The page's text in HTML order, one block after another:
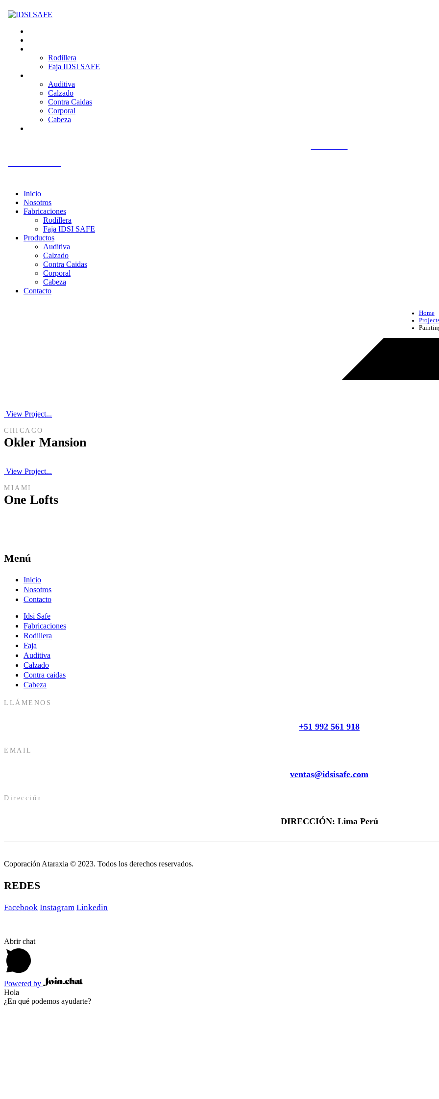
Rodillera
Faja IDSI SAFE
Auditiva
Calzado
Contra Caidas
Corporal
Cabeza
Inicio
Nosotros
Fabricaciones
Rodillera
Faja IDSI SAFE
Productos
Auditiva
Calzado
Contra Caidas
Corporal
Cabeza
Contacto
Home
View Project...
Okler Mansion
CHICAGO
View Project...
One Lofts
MIAMI
Menú
Inicio
Nosotros
Contacto
Idsi Safe
Fabricaciones
Rodillera
Faja
Auditiva
Calzado
Contra caidas
Cabeza
LLÁMENOS
+51 992 561 918
EMAIL
ventas@idsisafe.com
Dirección
DIRECCIÓN: Lima Perú
Coporación Ataraxia © 2023. Todos los derechos reservados.
REDES
Facebook Instagram Linkedin
Abrir chat
Powered by
Hola
¿En qué podemos ayudarte?